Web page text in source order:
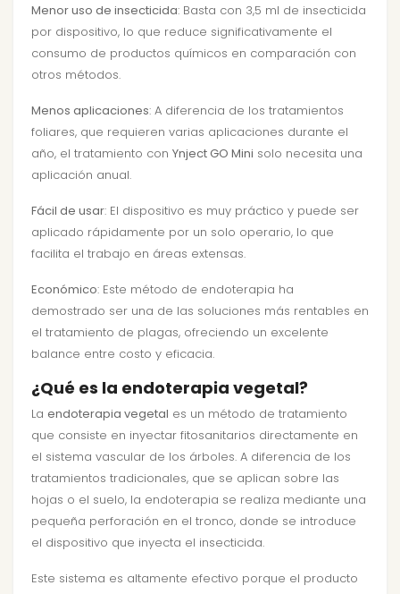
Menor uso de insecticida: Basta con 3,5 ml de insecticida
por dispositivo, lo que reduce significativamente el
consumo de productos químicos en comparación con
otros métodos.
Menos aplicaciones: A diferencia de los tratamientos
foliares, que requieren varias aplicaciones durante el
año, el tratamiento con Ynject GO Mini solo necesita una
aplicación anual.
Fácil de usar: El dispositivo es muy práctico y puede ser
aplicado rápidamente por un solo operario, lo que
facilita el trabajo en áreas extensas.
Económico: Este método de endoterapia ha
demostrado ser una de las soluciones más rentables en
el tratamiento de plagas, ofreciendo un excelente
balance entre costo y eficacia.
¿Qué es la endoterapia vegetal?
La endoterapia vegetal es un método de tratamiento
que consiste en inyectar fitosanitarios directamente en
el sistema vascular de los árboles. A diferencia de los
tratamientos tradicionales, que se aplican sobre las
hojas o el suelo, la endoterapia se realiza mediante una
pequeña perforación en el tronco, donde se introduce
el dispositivo que inyecta el insecticida.
Este sistema es altamente efectivo porque el producto